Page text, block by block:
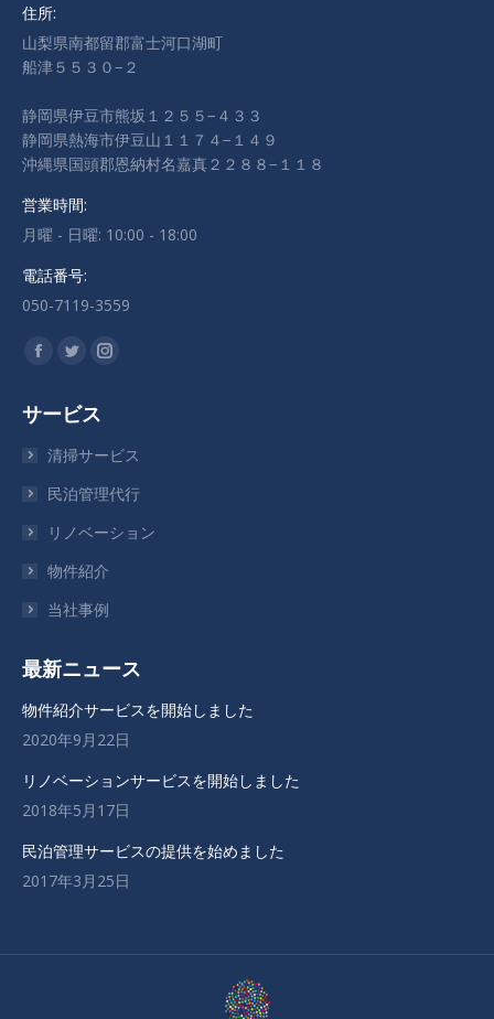
住所:
山梨県南都留郡富士河口湖町
船津５５３０−２
静岡県伊豆市熊坂１２５５−４３３
静岡県熱海市伊豆山１１７４−１４９
沖縄県国頭郡恩納村名嘉真２２８８−１１８
営業時間:
月曜 - 日曜: 10:00 - 18:00
電話番号:
050-7119-3559
私達を見つけてください：
Facebook
ー
ジ
新
し
い
ィ
ド
ウ
で
き
ま
す
Twitter
ー
ジ
新
し
い
ィ
ド
ウ
で
ま
す
Instagram
ジ
新
し
い
ィ
ウ
で
き
ま
す
サービス
清掃サービス
民泊管理代行
リノベーション
物件紹介
当社事例
最新ニュース
物件紹介サービスを開始しました
2020年9月22日
リノベーションサービスを開始しました
2018年5月17日
民泊管理サービスの提供を始めました
2017年3月25日